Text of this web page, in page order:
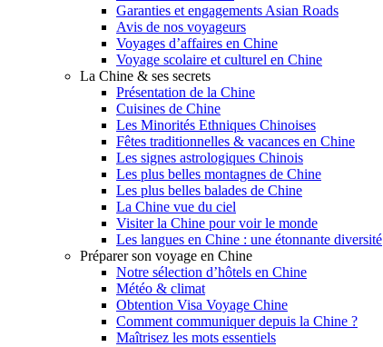
Garanties et engagements Asian Roads
Avis de nos voyageurs
Voyages d’affaires en Chine
Voyage scolaire et culturel en Chine
La Chine & ses secrets
Présentation de la Chine
Cuisines de Chine
Les Minorités Ethniques Chinoises
Fêtes traditionnelles & vacances en Chine
Les signes astrologiques Chinois
Les plus belles montagnes de Chine
Les plus belles balades de Chine
La Chine vue du ciel
Visiter la Chine pour voir le monde
Les langues en Chine : une étonnante diversité
Préparer son voyage en Chine
Notre sélection d’hôtels en Chine
Météo & climat
Obtention Visa Voyage Chine
Comment communiquer depuis la Chine ?
Maîtrisez les mots essentiels